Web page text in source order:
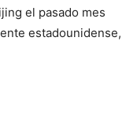
el pasado mes
estadounidense,